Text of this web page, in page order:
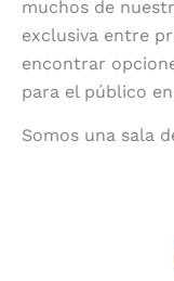
muchos de
exclusiva entre
encontrar
para el público
Somos una sala